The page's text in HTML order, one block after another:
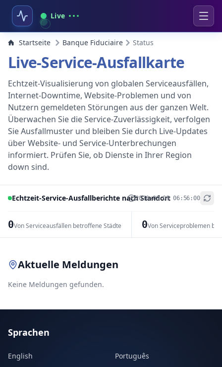
Live
Startseite Banque Fiduciaire Status
Live-Service-Ausfallkarte
Echtzeit-Visualisierung von globalen Serviceausfällen,
Internet-Downtime, Website-Problemen und von
Nutzern gemeldeten Störungen aus der ganzen Welt.
Überwachen Sie die Service-Zuverlässigkeit, verfolgen
Sie Ausfallmuster und bleiben Sie durch Live-Updates
über Website- und Service-Unterbrechungen
informiert. Prüfen Sie, ob Dienste in Ihrer Region
down sind.
Echtzeit-Service-Ausfallberichte nach Standort
2026-08-09 06:56:00
0Von Serviceausfällen betroffene Städte 0Von Serviceproblemen
+
Aktuelle Meldungen
Keine Meldungen gefunden.
Sprachen
English
Português